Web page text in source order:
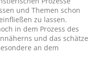
und Themen schon
zu lassen.
in dem Prozess des
und das schätze
an dem